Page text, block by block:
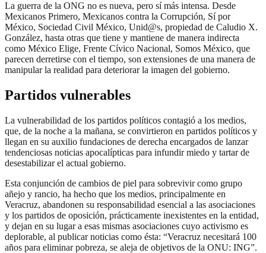
La guerra de la ONG no es nueva, pero sí más intensa. Desde
Mexicanos Primero, Mexicanos contra la Corrupción, Sí por
México, Sociedad Civil México, Unid@s, propiedad de Caludio X.
González, hasta otras que tiene y mantiene de manera indirecta
como México Elige, Frente Cívico Nacional, Somos México, que
parecen derretirse con el tiempo, son extensiones de una manera de
manipular la realidad para deteriorar la imagen del gobierno.
Partidos vulnerables
La vulnerabilidad de los partidos políticos contagió a los medios,
que, de la noche a la mañana, se convirtieron en partidos políticos y
llegan en su auxilio fundaciones de derecha encargados de lanzar
tendenciosas noticias apocalípticas para infundir miedo y tartar de
desestabilizar el actual gobierno.
Esta conjunción de cambios de piel para sobrevivir como grupo
añejo y rancio, ha hecho que los medios, principalmente en
Veracruz, abandonen su responsabilidad esencial a las asociaciones
y los partidos de oposición, prácticamente inexistentes en la entidad,
y dejan en su lugar a esas mismas asociaciones cuyo activismo es
deplorable, al publicar noticias como ésta: “Veracruz necesitará 100
años para eliminar pobreza, se aleja de objetivos de la ONU: ING”.